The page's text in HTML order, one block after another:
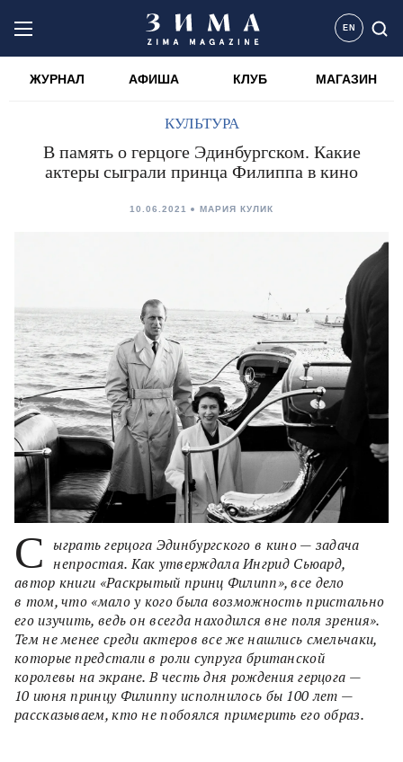
EN
ЖУРНАЛ АФИША КЛУБ МАГАЗИН
КУЛЬТУРА
В память о герцоге Эдинбургском. Какие
актеры сыграли принца Филиппа в кино
10.06.2021 МАРИЯ КУЛИК
С
ыграть герцога Эдинбургского в кино — задача
непростая. Как утверждала Ингрид Сьюард,
автор книги «Раскрытый принц Филипп», все дело
в том, что «мало у кого была возможность пристально
его изучить, ведь он всегда находился вне поля зрения».
Тем не менее среди актеров все же нашлись смельчаки,
которые предстали в роли супруга британской
королевы на экране. В честь дня рождения герцога —
10 июня принцу Филиппу исполнилось бы 100 лет —
рассказываем, кто не побоялся примерить его образ.